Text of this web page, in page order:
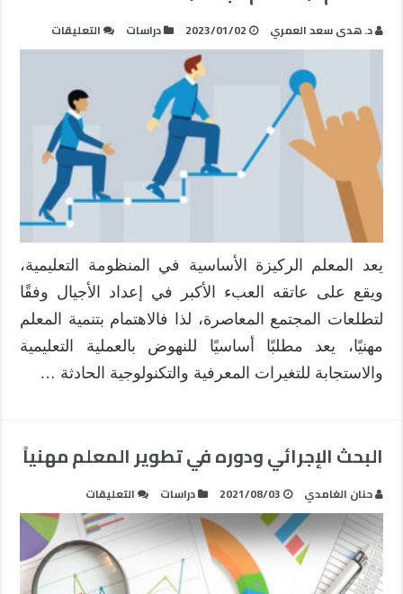
د. هدى سعد العمري 2023/01/02 دراسات التعليقات
البحث
التنمية
المهنية
:
(المعلم
مغلقة
يعد المعلم الركيزة الأساسية في المنظومة التعليمية،
ويقع على عاتقه العبء الأكبر في إعداد الأجيال وفقًا
لتطلعات المجتمع المعاصرة، لذا فالاهتمام بتنمية المعلم
مهنيًا، يعد مطلبًا أساسيًا للنهوض بالعملية التعليمية
والاستجابة للتغيرات المعرفية والتكنولوجية الحادثة …
البحث الإجرائي ودوره في تطوير المعلم مهنياً
حنان الغامدي 2021/08/03 دراسات التعليقات
البحث
الإجرائي
ودوره
في